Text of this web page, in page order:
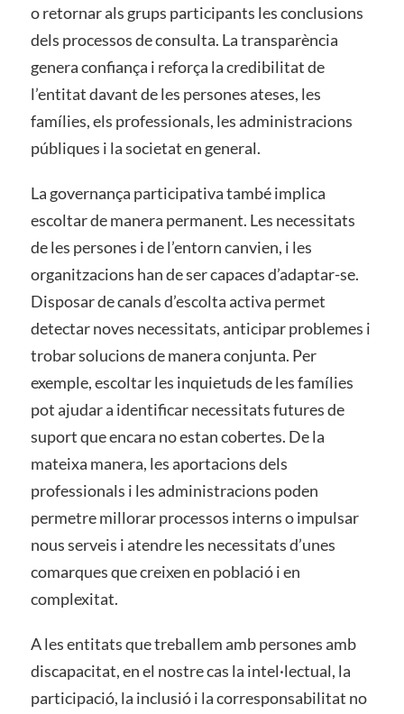
o retornar als grups participants les conclusions
dels processos de consulta. La transparència
genera confiança i reforça la credibilitat de
l’entitat davant de les persones ateses, les
famílies, els professionals, les administracions
públiques i la societat en general.
La governança participativa també implica
escoltar de manera permanent. Les necessitats
de les persones i de l’entorn canvien, i les
organitzacions han de ser capaces d’adaptar-se.
Disposar de canals d’escolta activa permet
detectar noves necessitats, anticipar problemes i
trobar solucions de manera conjunta. Per
exemple, escoltar les inquietuds de les famílies
pot ajudar a identificar necessitats futures de
suport que encara no estan cobertes. De la
mateixa manera, les aportacions dels
professionals i les administracions poden
permetre millorar processos interns o impulsar
nous serveis i atendre les necessitats d’unes
comarques que creixen en població i en
complexitat.
A les entitats que treballem amb persones amb
discapacitat, en el nostre cas la intel·lectual, la
participació, la inclusió i la corresponsabilitat no